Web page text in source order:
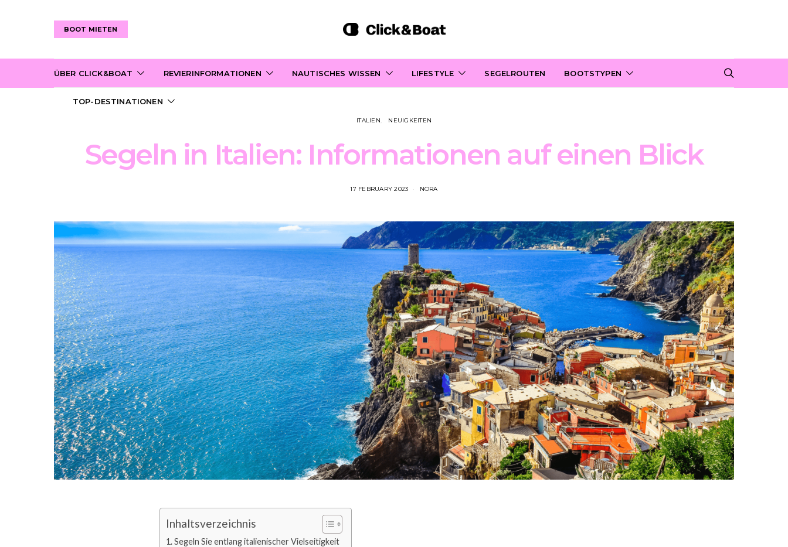
BOOT MIETEN
ÜBER CLICK&BOAT REVIERINFORMATIONEN NAUTISCHES WISSEN LIFESTYLE SEGELROUTEN BOOTSTYPEN
TOP-DESTINATIONEN
ITALIEN NEUIGKEITEN
Segeln in Italien: Informationen auf einen Blick
17 FEBRUARY 2023 NORA
Inhaltsverzeichnis
Segeln Sie entlang italienischer Vielseitigkeit